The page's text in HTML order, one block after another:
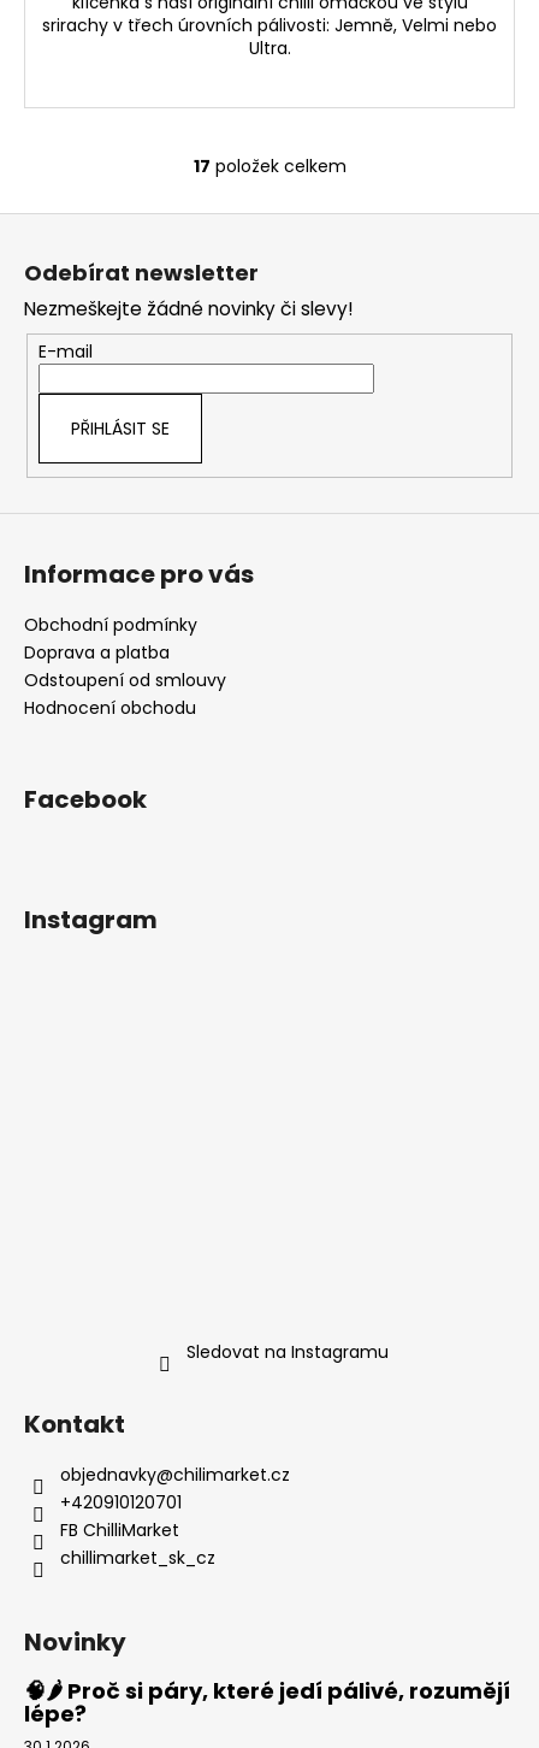
srirachy v třech úrovních pálivosti: Jemně, Velmi nebo
Ultra.
O
v
a
c
í
p
k
v
17 položek celkem
Odebírat newsletter
Nezmeškejte žádné novinky či slevy!
E-mail
PŘIHLÁSIT SE
Informace pro vás
Obchodní podmínky
Doprava a platba
Odstoupení od smlouvy
Hodnocení obchodu
Facebook
Instagram
Sledovat na Instagramu
Kontakt
objednavky@chilimarket.cz
+420910120701
FB ChilliMarket
chillimarket_sk_cz
Novinky
🧠🌶️ Proč si páry, které jedí pálivé, rozumějí
lépe?